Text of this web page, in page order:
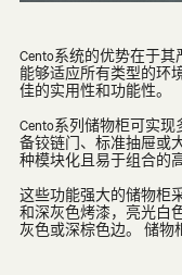
Cento系统的优势在于
能够适应所有类型的环
佳的实用性和功能性。
Cento系列储物柜可实
备铰链门、标准抽屉或
种模块化且易于组合的
这些功能强大的储物柜
和深灰色烤漆，亮光白
灰色或深棕色边。 储物